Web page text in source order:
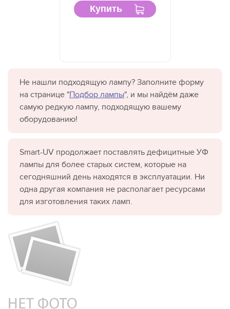
Купить
Не нашли подходящую лампу? Заполните форму
на странице "Подбор лампы", и мы найдём даже
самую редкую лампу, подходящую вашему
оборудованию!
Smart-UV продолжает поставлять дефицитные УФ
лампы для более старых систем, которые на
сегодняшний день находятся в эксплуатации. Ни
одна другая компания не располагает ресурсами
для изготовления таких ламп.